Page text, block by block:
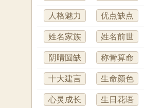
人格魅力 优点缺点
姓名家族 姓名前世
阴晴圆缺 称骨算命
十大建言 生命颜色
心灵成长 生日花语